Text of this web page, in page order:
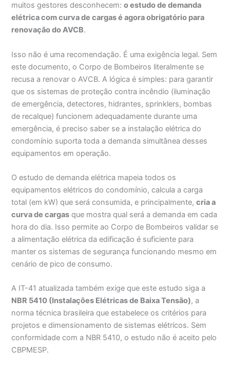
muitos gestores desconhecem:o estudo de demanda
elétrica com curva de cargas é agora obrigatório para
renovação do AVCB.
Isso não é uma recomendação. É uma exigência legal. Sem
este documento, o Corpo de Bombeiros literalmente se
recusa a renovar o AVCB. A lógica é simples: para garantir
que os sistemas de proteção contra incêndio (iluminação
de emergência, detectores, hidrantes, sprinklers, bombas
de recalque) funcionem adequadamente durante uma
emergência, é preciso saber se a instalação elétrica do
condomínio suporta toda a demanda simultânea desses
equipamentos em operação.
O estudo de demanda elétrica mapeia todos os
equipamentos elétricos do condomínio, calcula a carga
total (em kW) que será consumida, e principalmente,cria a
curva de cargas que mostra qual será a demanda em cada
hora do dia. Isso permite ao Corpo de Bombeiros validar se
a alimentação elétrica da edificação é suficiente para
manter os sistemas de segurança funcionando mesmo em
cenário de pico de consumo.
A IT-41 atualizada também exige que este estudo siga a
NBR 5410 (Instalações Elétricas de Baixa Tensão), a
norma técnica brasileira que estabelece os critérios para
projetos e dimensionamento de sistemas elétricos. Sem
conformidade com a NBR 5410, o estudo não é aceito pelo
CBPMESP.